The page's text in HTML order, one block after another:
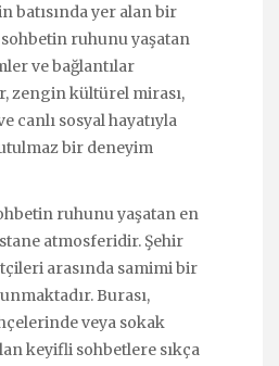
batısında yer alan bir
ruhunu yaşatan
ve bağlantılar
zengin kültürel mirası,
canlı sosyal hayatıyla
bir deneyim
ruhunu yaşatan en
atmosferidir. Şehir
arasında samimi bir
Burası,
veya sokak
keyifli sohbetlere sıkça